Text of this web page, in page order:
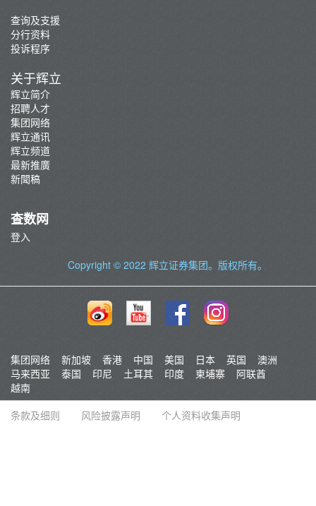
查询及支援
分行资料
投诉程序
关于辉立
辉立简介
招聘人才
集团网络
辉立通讯
辉立频道
最新推廣
新聞稿
查数网
登入
Copyright © 2022 辉立证券集团。版权所有。
集团网络 新加坡 香港 中国 美国 日本 英国
澳洲
马来西亚
泰国 印尼 土耳其 印度 柬埔寨
阿联酋
越南
条款及细则
风险披露声明 个人资料收集声明